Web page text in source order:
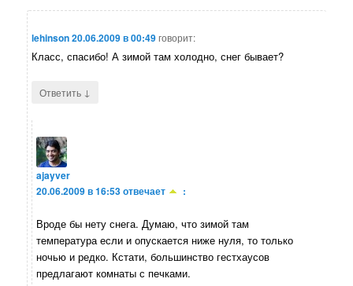
lehinson20.06.2009 в 00:49говорит:
Класс, спасибо! А зимой там холодно, снег бывает?
Ответить ↓
ajayver
20.06.2009 в 16:53отвечает :
Вроде бы нету снега. Думаю, что зимой там
температура если и опускается ниже нуля, то только
ночью и редко. Кстати, большинство гестхаусов
предлагают комнаты с печками.